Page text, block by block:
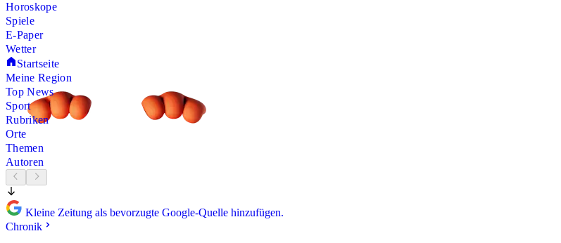
Horoskope
Spiele
E-Paper
Wetter
Startseite
Meine Region
Top News
Sport
Rubriken
Orte
Themen
Autoren
Kleine Zeitung als bevorzugte Google-Quelle hinzufügen.
Chronik